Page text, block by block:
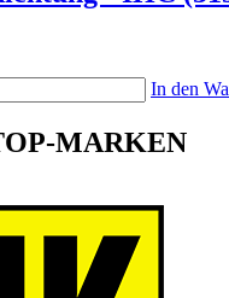
In den
MARKEN